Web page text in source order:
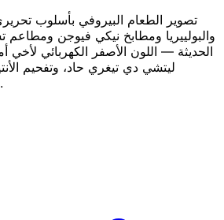
تصوير الطعام البيروفي بأسلوب
والبولييريا ومطابخ نيكي فيوجن ومطاعم
الحديثة — اللون الأصفر الكهربائي
ليتشي دي تيغري حاد، وتفحيم
الشوكلو والكانتشا سليم.